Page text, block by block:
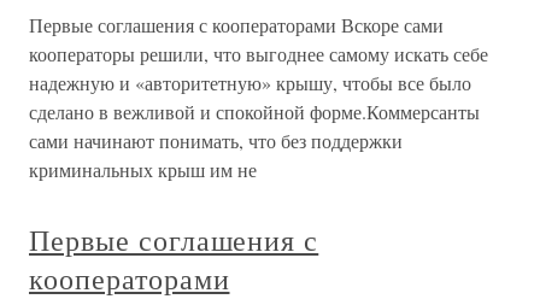
Первые соглашения с кооператорами Вскоре сами
кооператоры решили, что выгоднее самому искать себе
надежную и «авторитетную» крышу, чтобы все было
сделано в вежливой и спокойной форме.Коммерсанты
сами начинают понимать, что без поддержки
криминальных крыш им не
Первые соглашения с
кооператорами